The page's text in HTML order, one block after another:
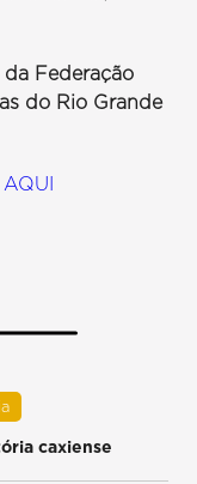
Federação
do Rio Grande
AQUI
caxiense